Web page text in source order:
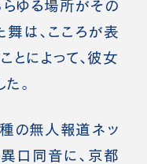
らゆる場所がその
舞は、こころが表
とによって、彼女
。
の無人報道ネッ
異口同音に、京都